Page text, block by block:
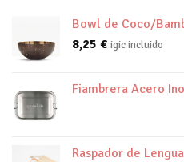
Bowl de Coco/
8,25 € igic incluido
Fiambrera Acero
Raspador de